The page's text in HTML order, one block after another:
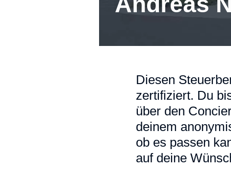
Diesen
zertifiziert. Du
über den
deinem
ob es passen
auf deine